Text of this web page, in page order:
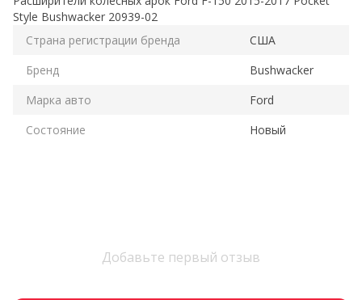
Style Bushwacker 20939-02
Страна регистрации бренда
США
Бренд
Bushwacker
Марка авто
Ford
Состояние
Новый
Добавьте первый отзыв